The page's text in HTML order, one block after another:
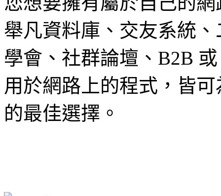
舉凡資料庫、交友系統
學會、社群論壇、B2B
用於網路上的程式，皆
的最佳選擇。